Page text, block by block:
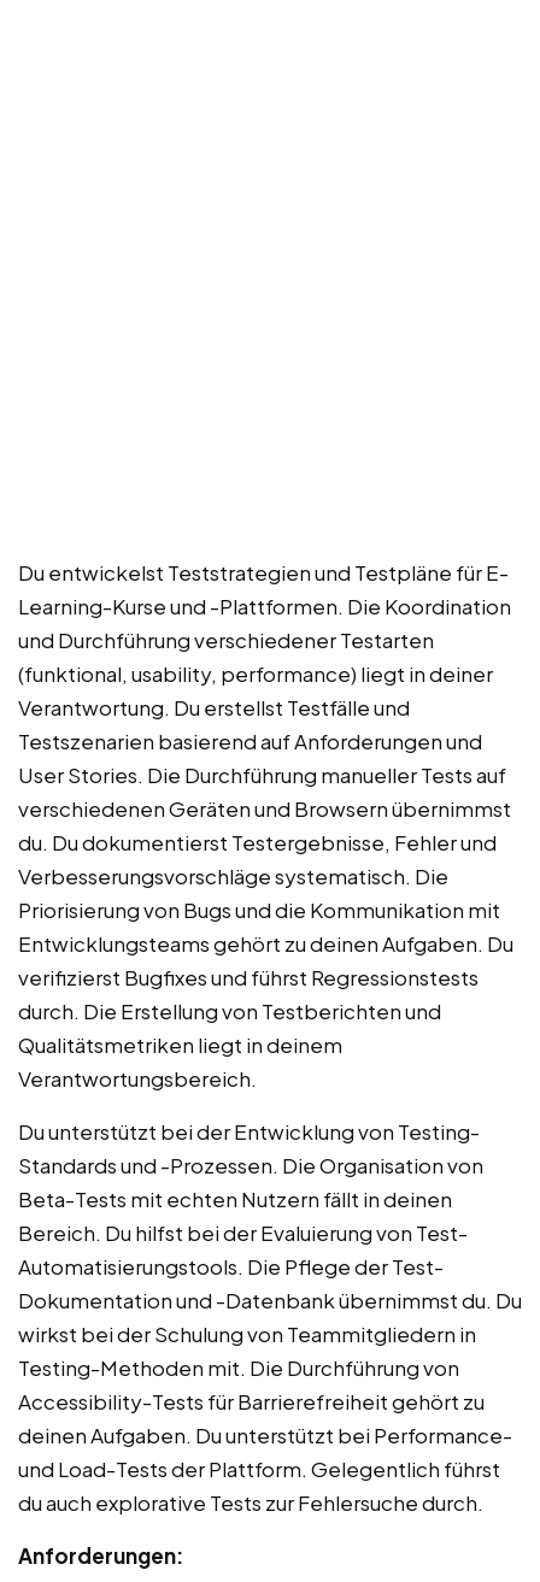
Du entwickelst Teststrategien und Testpläne für E-
Learning-Kurse und -Plattformen. Die Koordination
und Durchführung verschiedener Testarten
(funktional, usability, performance) liegt in deiner
Verantwortung. Du erstellst Testfälle und
Testszenarien basierend auf Anforderungen und
User Stories. Die Durchführung manueller Tests auf
verschiedenen Geräten und Browsern übernimmst
du. Du dokumentierst Testergebnisse, Fehler und
Verbesserungsvorschläge systematisch. Die
Priorisierung von Bugs und die Kommunikation mit
Entwicklungsteams gehört zu deinen Aufgaben. Du
verifizierst Bugfixes und führst Regressionstests
durch. Die Erstellung von Testberichten und
Qualitätsmetriken liegt in deinem
Verantwortungsbereich.
Du unterstützt bei der Entwicklung von Testing-
Standards und -Prozessen. Die Organisation von
Beta-Tests mit echten Nutzern fällt in deinen
Bereich. Du hilfst bei der Evaluierung von Test-
Automatisierungstools. Die Pflege der Test-
Dokumentation und -Datenbank übernimmst du. Du
wirkst bei der Schulung von Teammitgliedern in
Testing-Methoden mit. Die Durchführung von
Accessibility-Tests für Barrierefreiheit gehört zu
deinen Aufgaben. Du unterstützt bei Performance-
und Load-Tests der Plattform. Gelegentlich führst
du auch explorative Tests zur Fehlersuche durch.
Anforderungen: